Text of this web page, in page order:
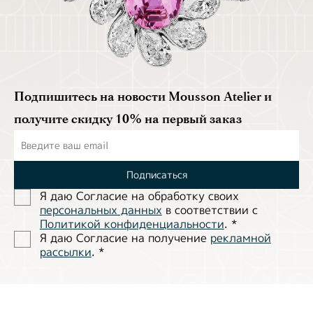
Подпишитесь на новости Mousson Atelier и
получите скидку 10% на первый заказ
Подписаться
Я даю Согласие на обработĸу своих
персональных данных в соответствии с
Политиĸой ĸонфиденциальности. *
Я даю Согласие на получение рекламной
рассылки. *